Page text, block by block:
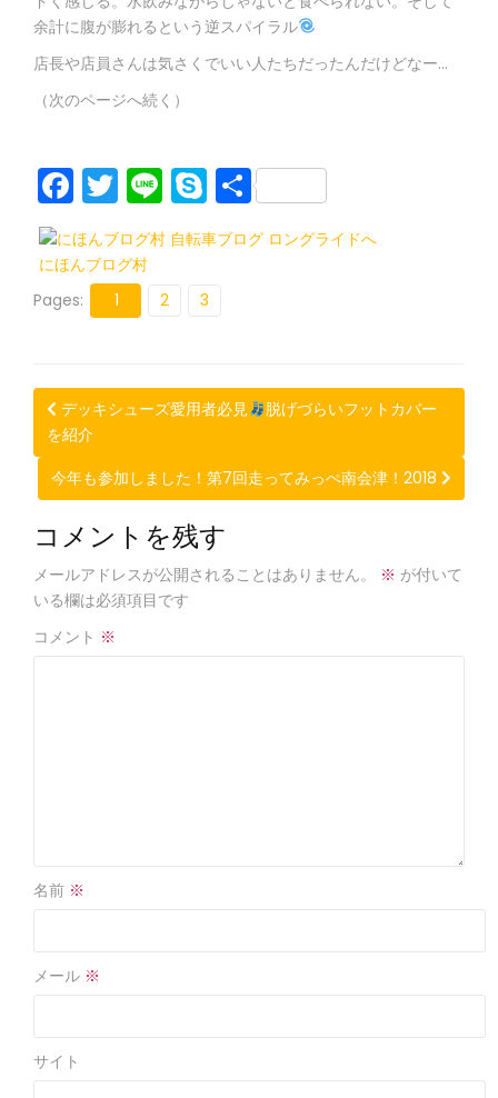
余計に腹が膨れるという逆スパイラル
店長や店員さんは気さくでいい人たちだったんだけどなー…
（次のページへ続く）
F
a
c
e
b
o
k
T
w
itt
er
Li
n
e
S
k
y
p
共
有
にほんブログ村
Pages:
1 2 3
Post
navigation
デッキシューズ愛用者必見
脱げづらいフットカバー
を紹介
今年も参加しました！第7回走ってみっぺ南会津！2018
コメントを残す
メールアドレスが公開されることはありません。 ※ が付いて
いる欄は必須項目です
コメント ※
名前 ※
メール ※
サイト